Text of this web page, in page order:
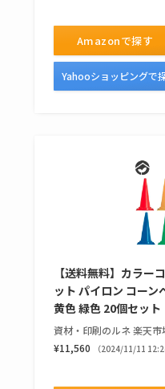
Amazonで探す
Yahooショッピングで
【送料無料】カラー
ット パイロン コー
黄色 緑色 20個セット
資材・印刷のルネ 楽天市
¥11,560
（2024/11/11